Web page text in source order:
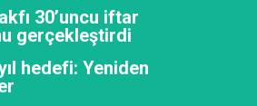
30’uncu iftar
gerçekleştirdi
hedefi: Yeniden